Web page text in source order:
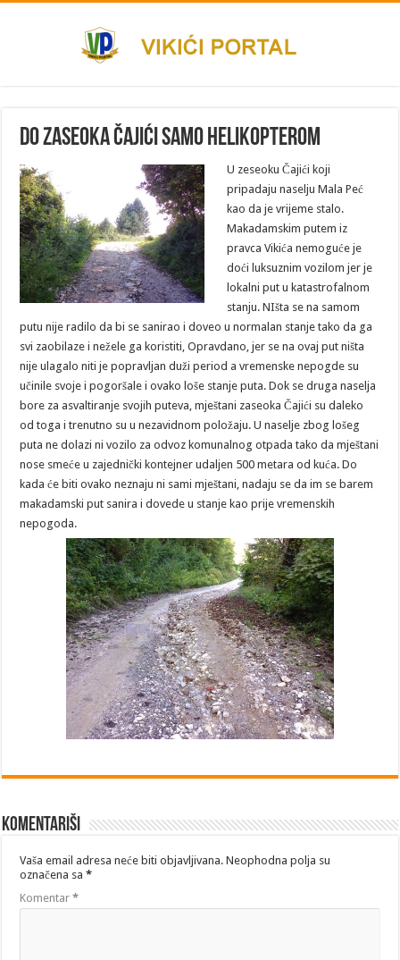
Do zaseoka Čajići samo helikopterom
U zeseoku Čajići koji
pripadaju naselju Mala Peć
kao da je vrijeme stalo.
Makadamskim putem iz
pravca Vikića nemoguće je
doći luksuznim vozilom jer je
lokalni put u katastrofalnom
stanju. NIšta se na samom
putu nije radilo da bi se sanirao i doveo u normalan stanje tako da ga
svi zaobilaze i nežele ga koristiti, Opravdano, jer se na ovaj put ništa
nije ulagalo niti je popravljan duži period a vremenske nepogde su
učinile svoje i pogoršale i ovako loše stanje puta. Dok se druga naselja
bore za asvaltiranje svojih puteva, mještani zaseoka Čajići su daleko
od toga i trenutno su u nezavidnom položaju. U naselje zbog lošeg
puta ne dolazi ni vozilo za odvoz komunalnog otpada tako da mještani
nose smeće u zajednički kontejner udaljen 500 metara od kuća. Do
kada će biti ovako neznaju ni sami mještani, nadaju se da im se barem
makadamski put sanira i dovede u stanje kao prije vremenskih
nepogoda.
Komentariši
Vaša email adresa neće biti objavljivana. Neophodna polja su
označena sa*
Komentar*